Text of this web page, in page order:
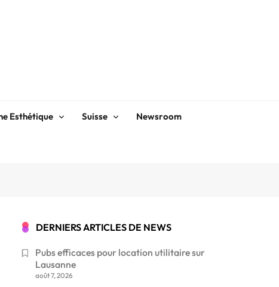
Esthétique Suisse Newsroom
DERNIERS ARTICLES DE NEWS
Pubs efficaces pour location utilitaire sur
Lausanne
août 7, 2026